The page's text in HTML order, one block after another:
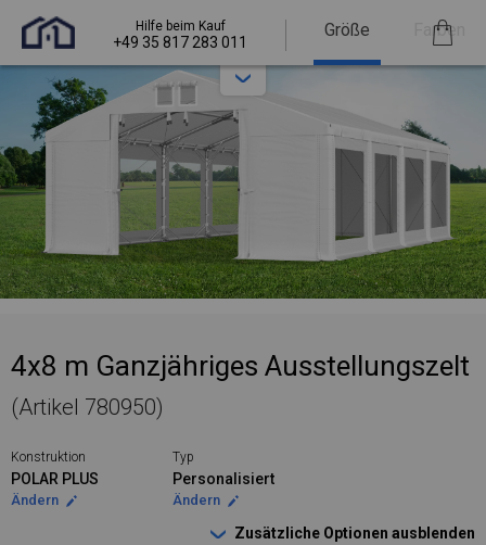
Hilfe beim Kauf
+49 35 817 283 011
Größe Farben
4x8 m Ganzjähriges Ausstellungszelt
(Artikel 780950)
Konstruktion
POLAR PLUS
Ändern
Typ
Personalisiert
Ändern
Zusätzliche Optionen ausblenden